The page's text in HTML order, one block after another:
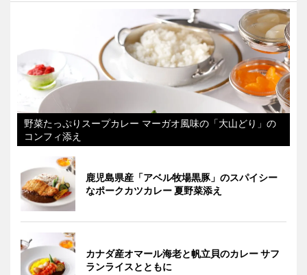
野菜たっぷりスープカレー マーガオ風味の「大山どり」の
コンフィ添え
鹿児島県産「アベル牧場黒豚」のスパイシー
なポークカツカレー 夏野菜添え
カナダ産オマール海老と帆立貝のカレー サフ
ランライスとともに